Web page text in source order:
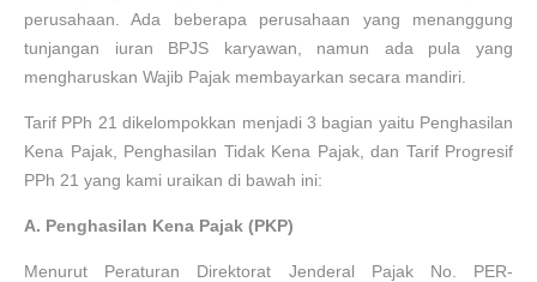
perusahaan. Ada beberapa perusahaan yang menanggung
tunjangan iuran BPJS karyawan, namun ada pula yang
mengharuskan Wajib Pajak membayarkan secara mandiri.
Tarif PPh 21 dikelompokkan menjadi 3 bagian yaitu Penghasilan
Kena Pajak, Penghasilan Tidak Kena Pajak, dan Tarif Progresif
PPh 21 yang kami uraikan di bawah ini:
A. Penghasilan Kena Pajak (PKP)
Menurut Peraturan Direktorat Jenderal Pajak No. PER-